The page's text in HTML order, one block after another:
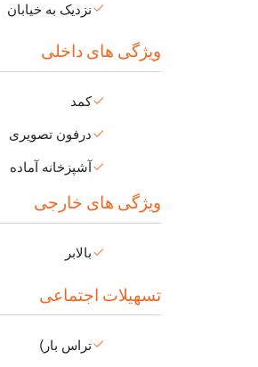
نزدیک به خیابان
ویژگی های داخلی
کمد
درفون تصویری
آشپزخانه آماده
ویژگی های خارجی
بالابر
تسهیلات اجتماعی
تراس بار)